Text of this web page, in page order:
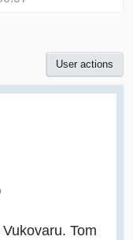
User actions
Tom